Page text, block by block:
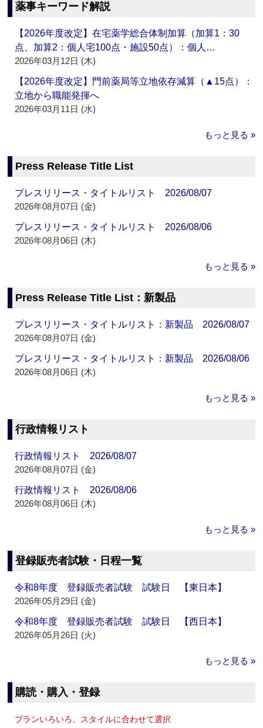
薬事キーワード解説
【2026年度改定】在宅薬学総合体制加算（加算1：30
点、加算2：個人宅100点・施設50点）：個人…
2026年03月12日 (木)
【2026年度改定】門前薬局等立地依存減算（▲15点）：
立地から職能発揮へ
2026年03月11日 (水)
もっと見る »
Press Release Title List
プレスリリース・タイトルリスト 2026/08/07
2026年08月07日 (金)
プレスリリース・タイトルリスト 2026/08/06
2026年08月06日 (木)
もっと見る »
Press Release Title List：新製品
プレスリリース・タイトルリスト：新製品 2026/08/07
2026年08月07日 (金)
プレスリリース・タイトルリスト：新製品 2026/08/06
2026年08月06日 (木)
もっと見る »
行政情報リスト
行政情報リスト 2026/08/07
2026年08月07日 (金)
行政情報リスト 2026/08/06
2026年08月06日 (木)
もっと見る »
登録販売者試験・日程一覧
令和8年度 登録販売者試験 試験日 【東日本】
2026年05月29日 (金)
令和8年度 登録販売者試験 試験日 【西日本】
2026年05月26日 (火)
もっと見る »
購読・購入・登録
プランいろいろ、スタイルに合わせて選択